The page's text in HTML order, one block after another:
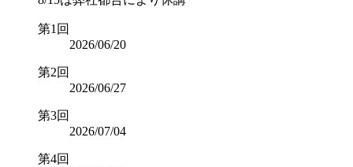
第1回
2026/06/20
第2回
2026/06/27
第3回
2026/07/04
第4回